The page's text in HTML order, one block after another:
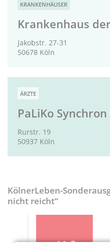
KRANKENHÄUSER
Krankenhaus
Jakobstr. 27-31
50678 Köln
ÄRZTE
PaLiKo Synchron
Rurstr. 19
50937 Köln
KölnerLeben-
nicht reicht“